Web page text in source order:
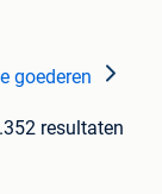
goederen
resultaten